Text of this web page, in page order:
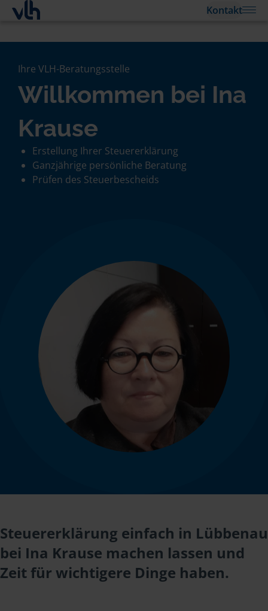
Kontakt
Ihre VLH-Beratungsstelle
Willkommen bei Ina
Krause
Erstellung Ihrer Steuererklärung
Ganzjährige persönliche Beratung
Prüfen des Steuerbescheids
Steuererklärung einfach in Lübbenau
bei Ina Krause machen lassen und
Zeit für wichtigere Dinge haben.